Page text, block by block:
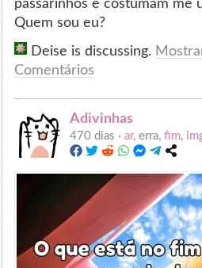
passarinhos e costumam me
Quem sou eu?
Deise is discussing.
Comentários
Adivinhas
470 dias ·ar, erra,fim,